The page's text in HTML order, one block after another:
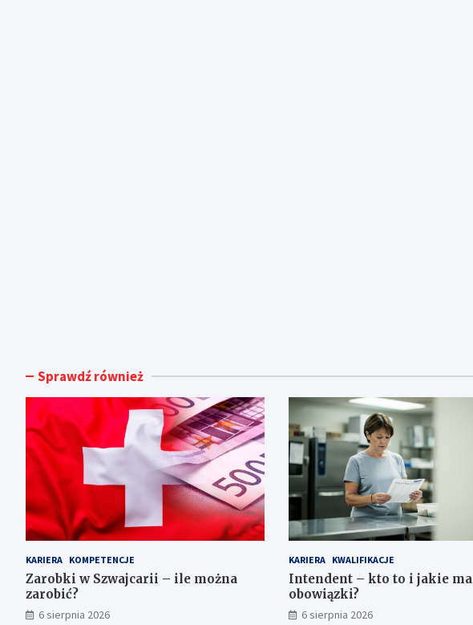
Sprawdź również
KARIERA KOMPETENCJE
Zarobki w Szwajcarii – ile można
zarobić?
6 sierpnia 2026
KARIERA KWALIFIKACJE
Intendent – kto to i jakie ma
obowiązki?
6 sierpnia 2026